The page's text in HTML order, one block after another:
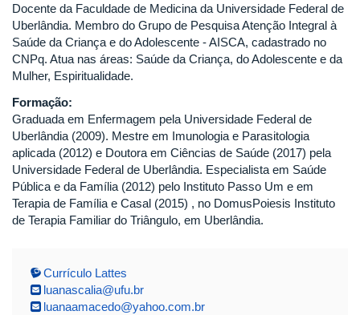
Docente da Faculdade de Medicina da Universidade Federal de
Uberlândia. Membro do Grupo de Pesquisa Atenção Integral à
Saúde da Criança e do Adolescente - AISCA, cadastrado no
CNPq. Atua nas áreas: Saúde da Criança, do Adolescente e da
Mulher, Espiritualidade.
Formação:
Graduada em Enfermagem pela Universidade Federal de
Uberlândia (2009). Mestre em Imunologia e Parasitologia
aplicada (2012) e Doutora em Ciências de Saúde (2017) pela
Universidade Federal de Uberlândia. Especialista em Saúde
Pública e da Família (2012) pelo Instituto Passo Um e em
Terapia de Família e Casal (2015) , no DomusPoiesis Instituto
de Terapia Familiar do Triângulo, em Uberlândia.
Currículo Lattes
luanascalia@ufu.br
luanaamacedo@yahoo.com.br